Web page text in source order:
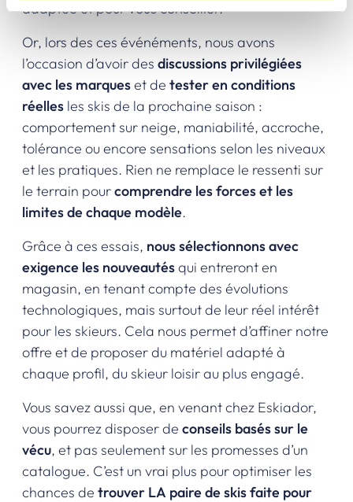
adaptée et pour vous conseiller.
Or, lors des ces événéments, nous avons
l’occasion d’avoir des discussions privilégiées
avec les marqueset de tester en conditions
réelles les skis de la prochaine saison :
comportement sur neige, maniabilité, accroche,
tolérance ou encore sensations selon les niveaux
et les pratiques. Rien ne remplace le ressenti sur
le terrain pourcomprendre les forces et les
limites de chaque modèle.
Grâce à ces essais, nous sélectionnons avec
exigence les nouveautésqui entreront en
magasin, en tenant compte des évolutions
technologiques, mais surtout de leur réel intérêt
pour les skieurs. Cela nous permet d’affiner notre
offre et de proposer du matériel adapté à
chaque profil, du skieur loisir au plus engagé.
Vous savez aussi que, en venant chez Eskiador,
vous pourrez disposer de conseils basés sur le
vécu, et pas seulement sur les promesses d’un
catalogue. C’est un vrai plus pour optimiser les
chances de trouver LA paire de skis faite pour